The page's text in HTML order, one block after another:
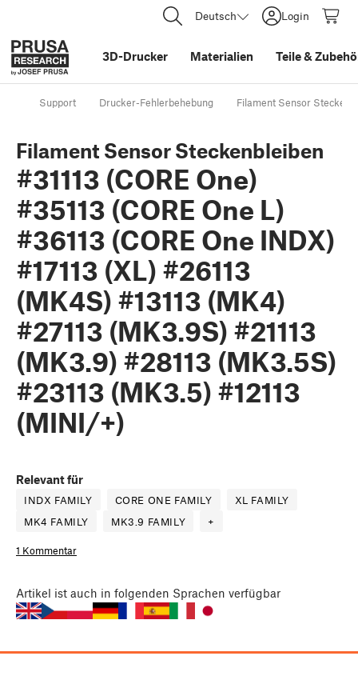
Deutsch Login
3D-Drucker Materialien Teile&
Support Drucker-Fehlerbehebung Filament Sensor
Filament Sensor Steckenbleiben
#31113 (CORE One)
#35113 (CORE One L)
#36113 (CORE One INDX)
#17113 (XL) #26113
(MK4S) #13113 (MK4)
#27113 (MK3.9S) #21113
(MK3.9) #28113 (MK3.5S)
#23113 (MK3.5) #12113
(MINI/+)
Relevant für
INDX FAMILY CORE ONE FAMILY
XL FAMILY
MK4 FAMILY
MK3.9 FAMILY +
1 Kommentar
Artikel ist auch in folgenden Sprachen verfügbar